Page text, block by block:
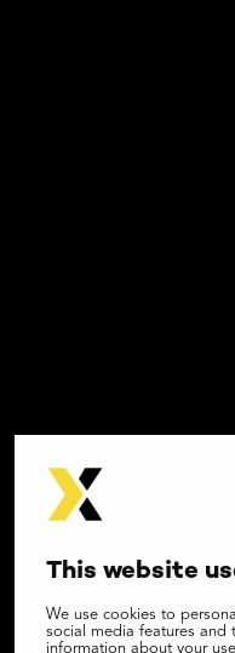
This website
We use cookies to
social media features and
information about your